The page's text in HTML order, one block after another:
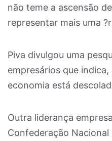
não teme a ascensão
representar mais uma
Piva divulgou uma
empresários que indica,
economia está
Outra liderança
Confederação